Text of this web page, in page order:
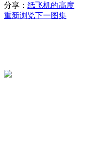
分享： 纸飞机的高度
重新浏览下一图集